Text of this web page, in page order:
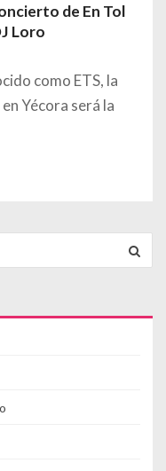
de En Tol
Loro
como ETS, la
Yécora será la